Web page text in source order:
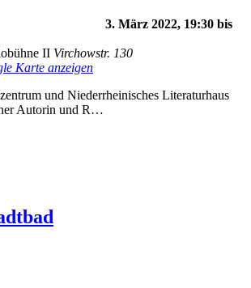
3. März 2022, 19:30 bis
II Virchowstr. 130
Karte anzeigen
und Niederrheinisches Literaturhaus
Autorin und R…